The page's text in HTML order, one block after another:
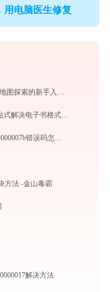
用电脑医生修复
光遇PC版完全攻略：从下载安装到全地图探索的新手入门指南（2026最新）
Calibre电子书管理工具使用教程：一站式解决电子书格式转换、元数据管理与设备同步
百度网盘打开BaiduNetdisk.exe提示0xc000007b错误码怎么办
方法 -金山毒霸
解决方法